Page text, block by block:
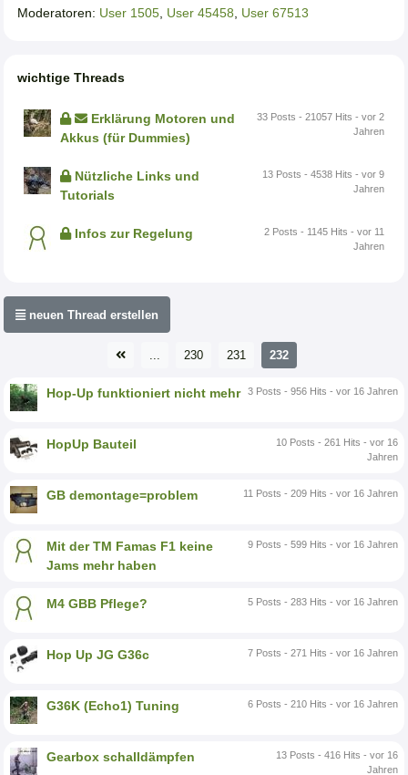
Moderatoren: User 1505 User 45458 User 67513
wichtige Threads
Erklärung Motoren und
Akkus (für Dummies)
33 Posts - 21057 Hits - vor 2
Jahren
Nützliche Links und
Tutorials
13 Posts - 4538 Hits - vor 9
Jahren
Infos zur Regelung
2 Posts - 1145 Hits - vor 11
Jahren
neuen Thread erstellen
... 230 231 232
Hop-Up funktioniert nicht mehr 3 Posts - 956 Hits - vor 16 Jahren
HopUp Bauteil
10 Posts - 261 Hits - vor 16
Jahren
GB demontage=problem 11 Posts - 209 Hits - vor 16 Jahren
Mit der TM Famas F1 keine
Jams mehr haben
9 Posts - 599 Hits - vor 16 Jahren
M4 GBB Pflege? 5 Posts - 283 Hits - vor 16 Jahren
Hop Up JG G36c 7 Posts - 271 Hits - vor 16 Jahren
G36K (Echo1) Tuning 6 Posts - 210 Hits - vor 16 Jahren
Gearbox schalldämpfen
13 Posts - 416 Hits - vor 16
Jahren